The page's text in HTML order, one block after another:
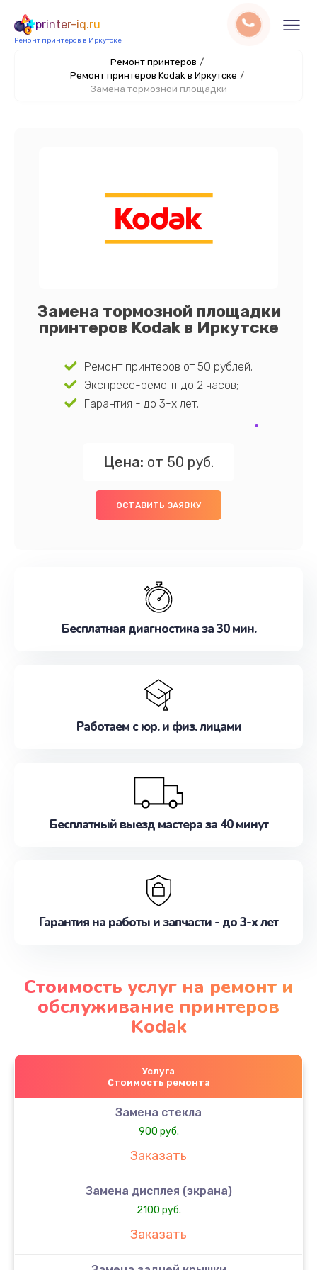
printer-iq.ru
Ремонт принтеров в Иркутске
Ремонт принтеров /
Ремонт принтеров Kodak в Иркутске /
Замена тормозной площадки
Замена тормозной площадки
принтеров Kodak в Иркутске
Ремонт принтеров от 50 рублей;
Экспресс-ремонт до 2 часов;
Гарантия - до 3-х лет;
Цена: от 50 руб.
ОСТАВИТЬ ЗАЯВКУ
Бесплатная диагностика за 30 мин.
Работаем с юр. и физ. лицами
Бесплатный выезд мастера за 40 минут
Гарантия на работы и запчасти - до 3-х лет
Стоимость услуг на ремонт и
обслуживание принтеров
Kodak
Услуга
Стоимость ремонта
Замена стекла
900 руб.
Заказать
Замена дисплея (экрана)
2100 руб.
Заказать